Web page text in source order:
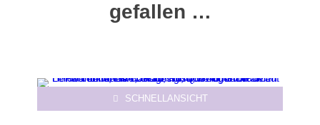
gefallen …
Dieses Produkt weist mehrere Varianten auf. Die Optionen können auf der Produktseite gewählt werden
SCHNELLANSICHT